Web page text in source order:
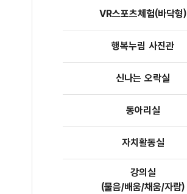
VR스포츠체험(바닥형)
행복누림 사진관
신나는 오락실
동아리실
자치활동실
강의실
(물음/배움/채움/자람)